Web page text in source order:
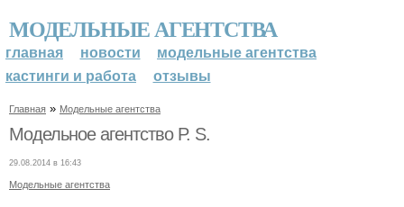
МОДЕЛЬНЫЕ АГЕНТСТВА
главная новости
модельные агентства
кастинги и работа
отзывы
Главная » Модельные агентства
Модельное агентство P. S.
29.08.2014 в 16:43
Модельные агентства